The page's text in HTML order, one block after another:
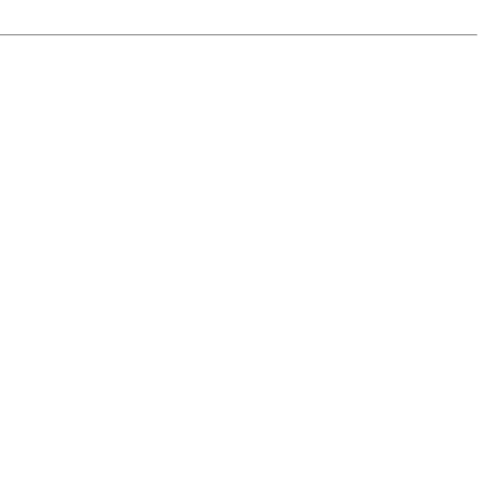
Vipps, Klarna och Google Pay.
debiteras kortet/fakturan.